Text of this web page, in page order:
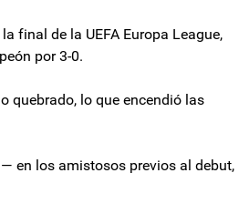
final de la UEFA Europa League,
por 3-0.
quebrado, lo que encendió las
en los amistosos previos al debut,